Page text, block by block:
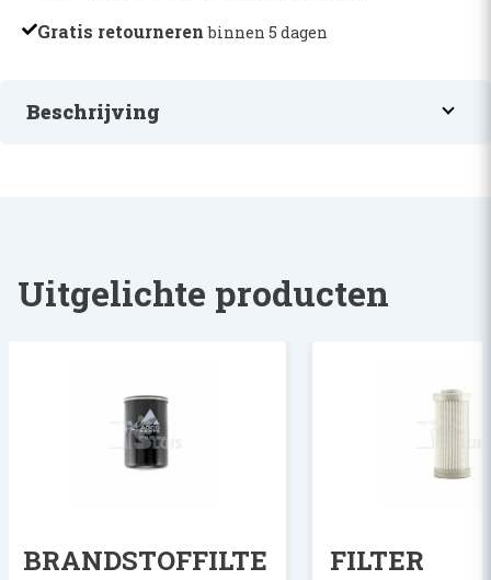
Gratis retournerenbinnen 5 dagen
Beschrijving
Uitgelichte producten
BRANDSTOFFILTE
FILTER